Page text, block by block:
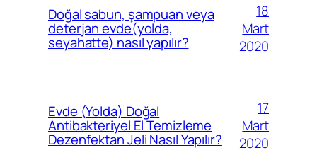
Doğal sabun, şampuan veya
deterjan evde(yolda,
seyahatte) nasıl yapılır?
18
Mart
2020
Evde (Yolda) Doğal
Antibakteriyel El Temizleme
Dezenfektan Jeli Nasıl Yapılır?
17
Mart
2020